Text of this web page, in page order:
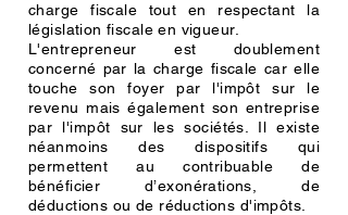
charge fiscale tout en respectant la
législation fiscale en vigueur.
L'entrepreneur est doublement
concerné par la charge fiscale car elle
touche son foyer par l'impôt sur le
revenu mais également son entreprise
par l'impôt sur les sociétés. Il existe
néanmoins des dispositifs qui
permettent au contribuable de
bénéficierd’exonérations , de
déductions ou de réductions d'impôts.